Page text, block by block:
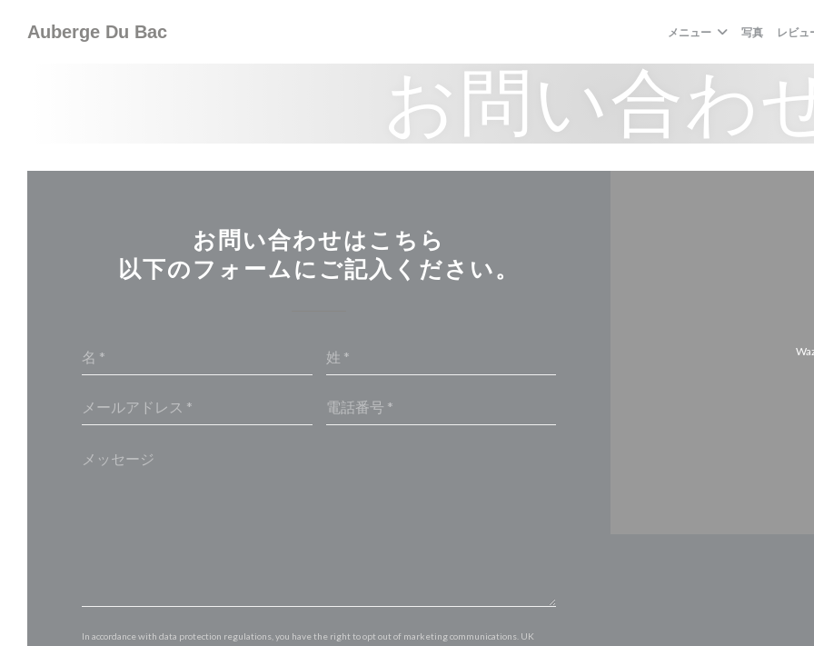
Auberge Du Bac メニュー 写真 レビュ
お問い合わ
お問い合わせはこちら
以下のフォームにご記入ください。
In accordance with data protection regulations, you have the right to opt out of marketing communications. UK